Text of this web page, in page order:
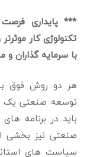
*** پایداری
تکنولوژی کار
با سرمایه گذاران و
هر دو روش فوق به
توسعه صنعتی یک
باید در برنامه
صنعتی نیز بخشی
سياست های